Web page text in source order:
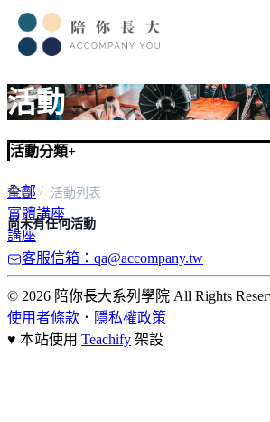
活動
活動分類+
全部
實體講座
講座
首頁 活動列表
尚未有任何活動
客服信箱：qa@accompany.tw
© 2026 陪你長大系列學院 All Rights
使用者條款 ． 隱私權政策
♥ 本站使用 Teachify 架設